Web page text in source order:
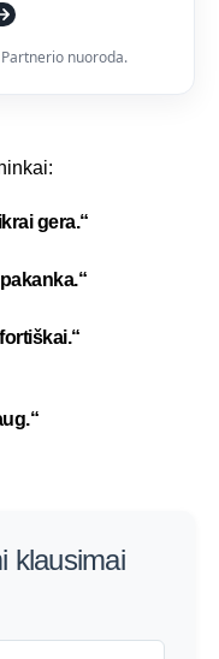
nuoroda.
gera.“
klausimai